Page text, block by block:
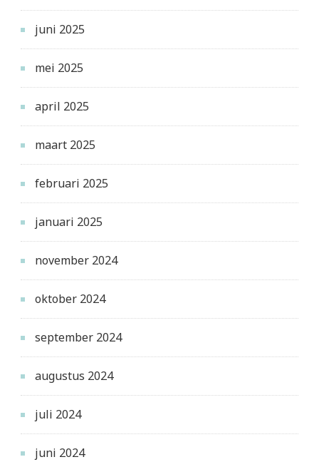
juni 2025
mei 2025
april 2025
maart 2025
februari 2025
januari 2025
november 2024
oktober 2024
september 2024
augustus 2024
juli 2024
juni 2024